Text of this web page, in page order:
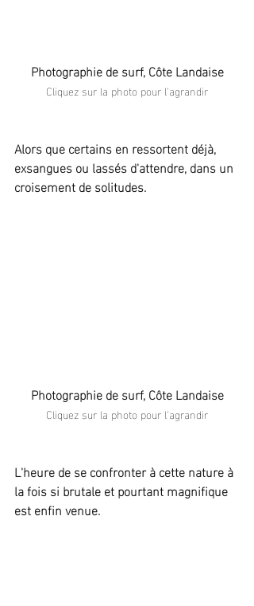
Photographie de surf, Côte Landaise
Cliquez sur la photo pour l'agrandir
Alors que certains en ressortent déjà,
exsangues ou lassés d'attendre, dans un
croisement de solitudes.
Photographie de surf, Côte Landaise
Cliquez sur la photo pour l'agrandir
L'heure de se confronter à cette nature à
la fois si brutale et pourtant magnifique
est enfin venue.